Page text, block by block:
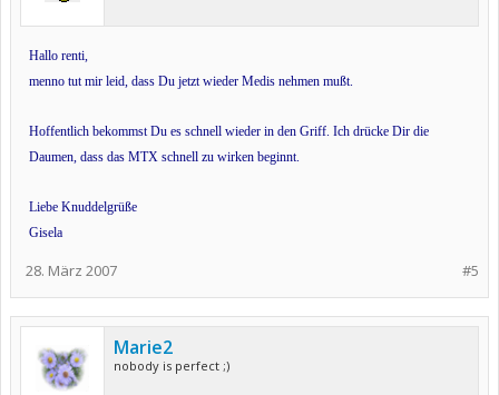
Hallo renti,
menno tut mir leid, dass Du jetzt wieder Medis nehmen mußt.
Hoffentlich bekommst Du es schnell wieder in den Griff. Ich drücke Dir die
Daumen, dass das MTX schnell zu wirken beginnt.
Liebe Knuddelgrüße
Gisela
#5
28. März 2007
Marie2
nobody is perfect ;)